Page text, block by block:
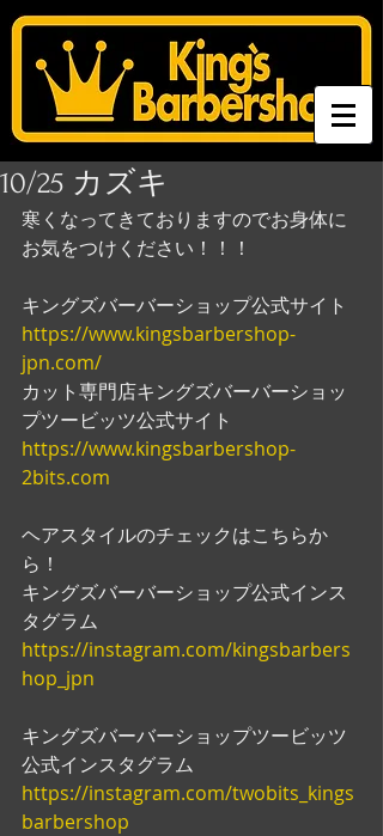
10/25 カズキ
寒くなってきておりますのでお身体に
お気をつけください！！！
キングズバーバーショップ公式サイト
https://www.kingsbarbershop-
jpn.com/
カット専門店キングズバーバーショッ
プツービッツ公式サイト
https://www.kingsbarbershop-
2bits.com
ヘアスタイルのチェックはこちらか
ら！
キングズバーバーショップ公式インス
タグラム
https://instagram.com/kingsbarbers
hop_jpn
キングズバーバーショップツービッツ
公式インスタグラム
https://instagram.com/twobits_kings
barbershop